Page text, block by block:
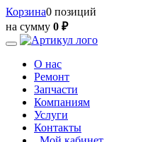
Корзина0 позиций
на сумму 0 ₽
О нас
Ремонт
Запчасти
Компаниям
Услуги
Контакты